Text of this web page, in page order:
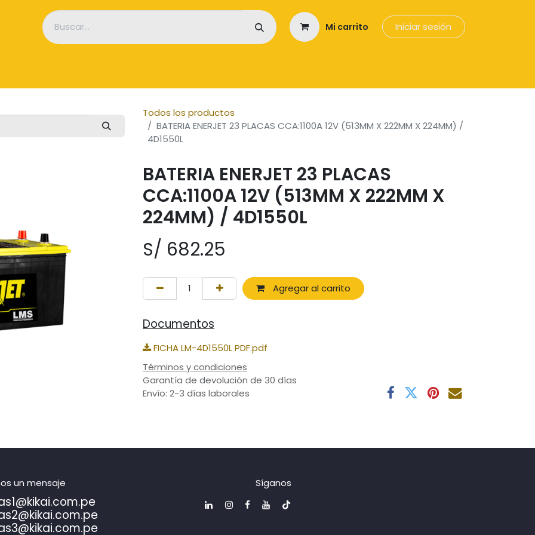
Mi carrito Iniciar sesión
Todos los productos
BATERIA ENERJET 23 PLACAS CCA:1100A 12V (513MM X 222MM X 224MM) /
4D1550L
BATERIA ENERJET 23 PLACAS
CCA:1100A 12V (513MM X 222MM X
224MM) / 4D1550L
S/ 682.25
Agregar al carrito
Documentos
FICHA LM-4D1550L PDF.pdf
Términos y condiciones
Garantía de devolución de 30 días
Envío: 2-3 días laborales
un mensaje Síganos